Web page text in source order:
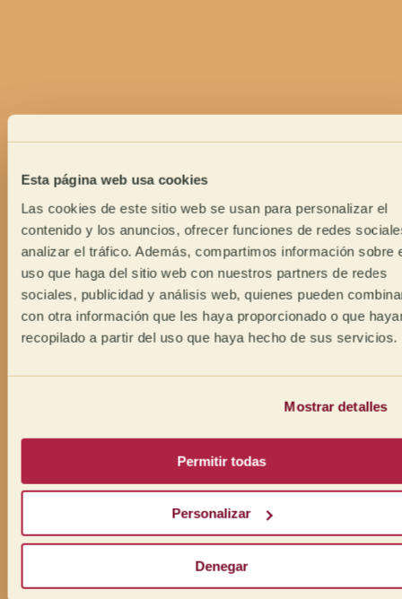
Esta página web usa cookies
Las cookies de este sitio web se usan para personalizar el
contenido y los anuncios, ofrecer funciones de redes
analizar el tráfico. Además, compartimos información sobre
uso que haga del sitio web con nuestros partners de redes
sociales, publicidad y análisis web, quienes pueden
con otra información que les haya proporcionado o que
recopilado a partir del uso que haya hecho de sus servicios.
Mostrar detalles
Permitir todas
Personalizar
Denegar